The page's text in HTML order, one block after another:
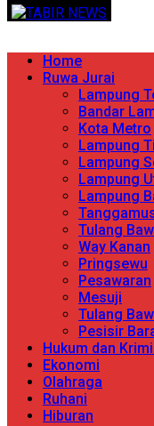
Skip
content
TERPERCAYA
Primary
Menu
Home
Ruwa Jurai
Lampung
Bandar
Kota Metro
Lampung
Lampung
Lampung
Lampung
Tulang
Way Kanan
Pringsewu
Pesawaran
Mesuji
Tulang
Pesisir
Hukum dan
Ekonomi
Olahraga
Ruhani
Hiburan